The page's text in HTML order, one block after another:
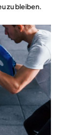
zu bleiben.